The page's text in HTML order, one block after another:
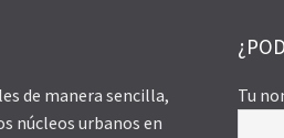
de manera sencilla,
núcleos urbanos en
Tu